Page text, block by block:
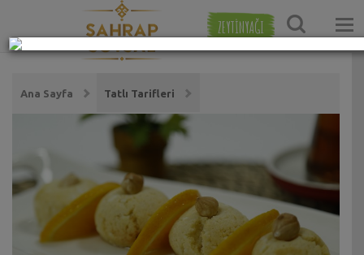
ZEYTİNYAĞI
Ana Sayfa Tatlı Tarifleri